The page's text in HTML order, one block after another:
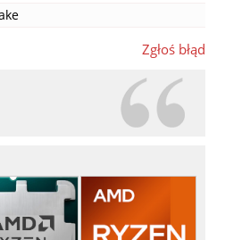
Zgłoś błąd